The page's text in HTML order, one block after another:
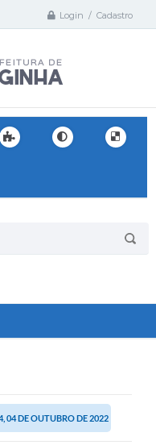
Login / Cadastro
04 DE OUTUBRO DE 2022